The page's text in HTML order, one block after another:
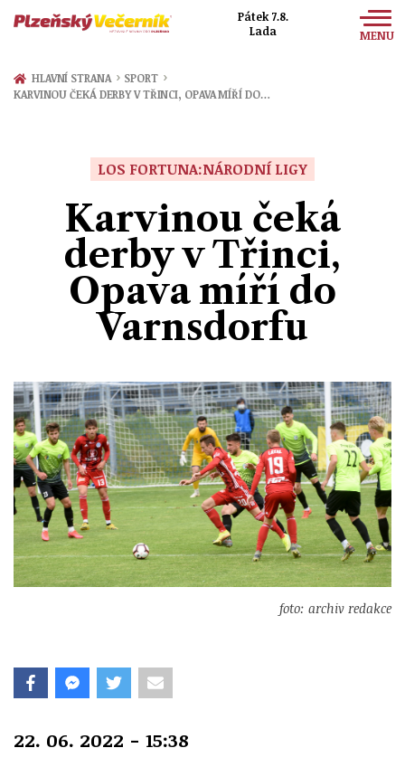
Pátek 7.8.
Lada
MENU
Zprávy
Společnost
HLAVNÍ STRANA › SPORT ›
KARVINOU ČEKÁ DERBY V TŘINCI, OPAVA MÍŘÍ DO…
LOS FORTUNA:NÁRODNÍ LIGY
Karvinou čeká
derby v Třinci,
Opava míří do
Varnsdorfu
foto: archiv redakce
22. 06. 2022 - 15:38